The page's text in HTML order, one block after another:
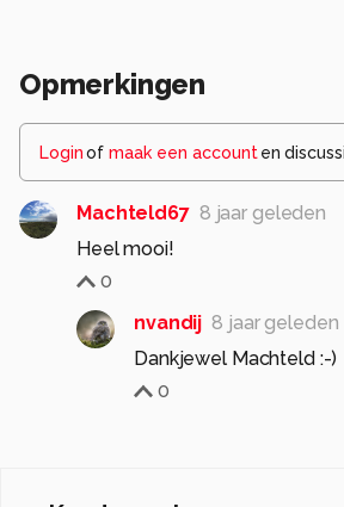
Opmerkingen
Loginof maak een account en
Machteld67 8 jaar geleden
Heel mooi!
0
nvandij 8 jaar geleden
Dankjewel Machteld :-)
0